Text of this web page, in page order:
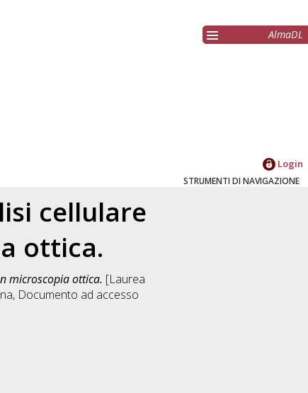
AlmaDL
Login
STRUMENTI DI NAVIGAZIONE
cellulare
ottica.
microscopia ottica. [Laurea
, Documento ad accesso